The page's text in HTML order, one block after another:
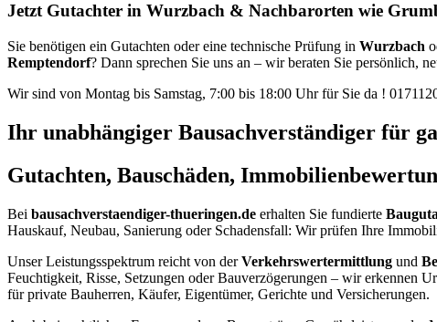
Jetzt Gutachter in Wurzbach & Nachbarorten wie
Sie benötigen ein Gutachten oder eine technische Prüfung in Wurzbach
Remptendorf? Dann sprechen Sie uns an – wir beraten Sie persönlich,
Wir sind von Montag bis Samstag, 7:00 bis 18:00 Uhr für Sie da !
Ihr unabhängiger Bausachverständiger für
Gutachten, Bauschäden,
Bei bausachverstaendiger-thueringen.de erhalten Sie fundierte
Hauskauf, Neubau, Sanierung oder Schadensfall: Wir prüfen Ihre
Unser Leistungsspektrum reicht von derVerkehrswertermittlung und
Feuchtigkeit, Risse, Setzungen oder Bauverzögerungen – wir erkennen
für private Bauherren, Käufer, Eigentümer, Gerichte und Versicherungen.